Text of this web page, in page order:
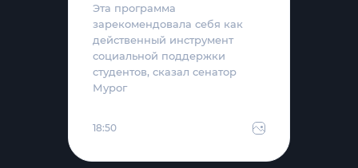
Эта программа
зарекомендовала себя как
действенный инструмент
социальной поддержки
студентов, сказал сенатор
Мурог
18:50